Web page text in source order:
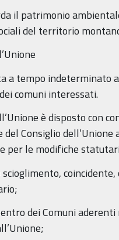
il patrimonio
del territorio
a tempo indeterminato
comuni interessati.
è disposto con
del Consiglio
per le modifiche
dei Comuni